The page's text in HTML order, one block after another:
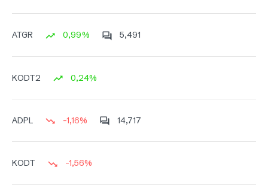
ATGR 0,99% 5,491
KODT2 0,24%
ADPL -1,16% 14,717
KODT -1,56%